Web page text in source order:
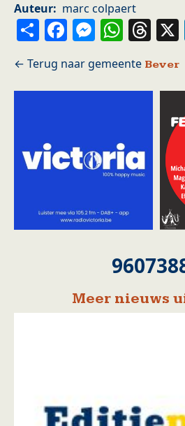
Auteur
marc colpaert
ShareFacebook
Bever
Meer nieuws